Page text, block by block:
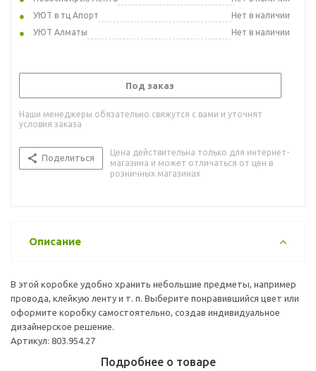
УЮТ в тц Апорт
Нет в наличии
УЮТ Алматы
Нет в наличии
Под заказ
Наши менеджеры обязательно свяжутся с вами и уточнят
условия заказа
Поделиться
Цена действительна только для интернет-
магазина и может отличаться от цен в
розничных магазинах
Описание
В этой коробке удобно хранить небольшие предметы, например
провода, клейкую ленту и т. п. Выберите понравившийся цвет или
оформите коробку самостоятельно, создав индивидуальное
дизайнерское решение.
Артикул: 803.954.27
Подробнее о товаре